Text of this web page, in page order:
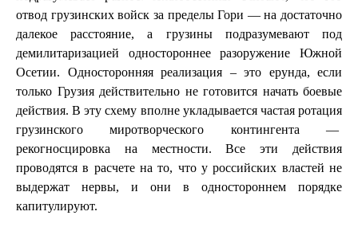
отвод грузинских войск за пределы Гори — на достаточно
далекое расстояние, а грузины подразумевают под
демилитаризацией одностороннее разоружение Южной
Осетии. Односторонняя реализация – это ерунда, если
только Грузия действительно не готовится начать боевые
действия. В эту схему вполне укладывается частая ротация
грузинского миротворческого контингента —
рекогносцировка на местности. Все эти действия
проводятся в расчете на то, что у российских властей не
выдержат нервы, и они в одностороннем порядке
капитулируют.